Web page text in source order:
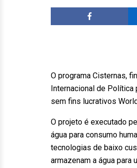
O programa Cisternas,
Internacional de Política
sem fins lucrativos
O projeto é executado
água para consumo
tecnologias de baixo
armazenam a água